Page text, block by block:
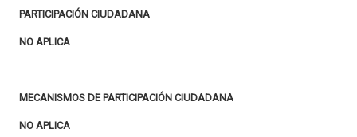
PARTICIPACIÓN CIUDADANA
NO APLICA
MECANISMOS DE PARTICIPACIÓN CIUDADANA
NO APLICA